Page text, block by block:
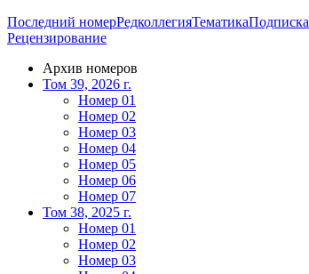
Последний номерРедколлегияТематикаПодписка
Рецензирование
Архив номеров
Том 39, 2026 г.
Номер 01
Номер 02
Номер 03
Номер 04
Номер 05
Номер 06
Номер 07
Том 38, 2025 г.
Номер 01
Номер 02
Номер 03